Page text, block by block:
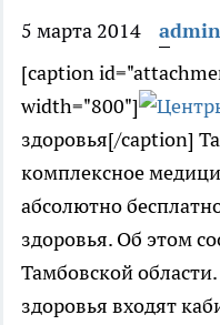
5 марта 2014
[caption
width="800"]
здоровья[/caption]
комплексное
абсолютно
здоровья. Об этом
Тамбовской
здоровья входят